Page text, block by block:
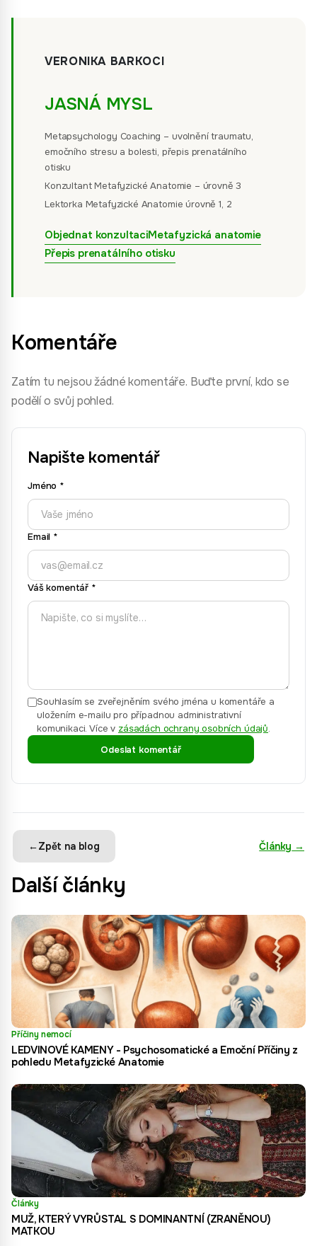
VERONIKA BARKOCI
JASNÁ MYSL
Metapsychology Coaching – uvolnění traumatu,
emočního stresu a bolesti, přepis prenatálního
otisku
Konzultant Metafyzické Anatomie – úrovně 3
Lektorka Metafyzické Anatomie úrovně 1, 2
Objednat konzultaciMetafyzická anatomie
Přepis prenatálního otisku
Komentáře
Zatím tu nejsou žádné komentáře. Buďte první, kdo se
podělí o svůj pohled.
Napište komentář
Jméno *
Email *
Váš komentář *
Souhlasím se zveřejněním svého jména u komentáře a
uložením e-mailu pro případnou administrativní
komunikaci. Více v zásadách ochrany osobních údajů.
Odeslat komentář
←Zpět na blog Články →
Další články
Příčiny nemocí
LEDVINOVÉ KAMENY - Psychosomatické a Emoční Příčiny z
pohledu Metafyzické Anatomie
Články
MUŽ, KTERÝ VYRŮSTAL S DOMINANTNÍ (ZRANĚNOU)
MATKOU